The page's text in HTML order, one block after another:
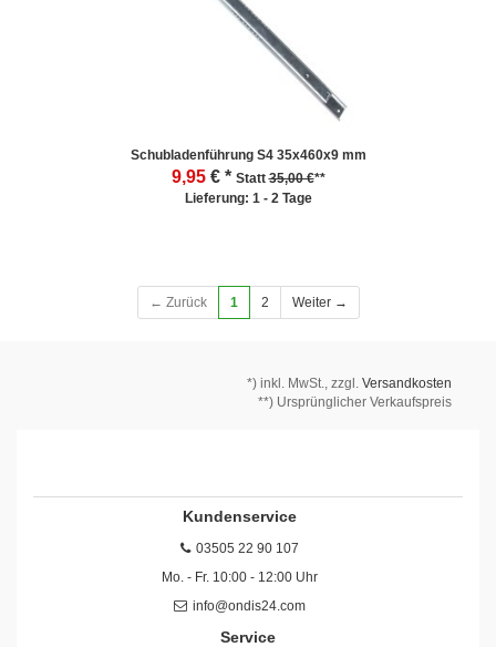
Schubladenführung S4 35x460x9 mm
9,95 € * Statt35,00 €**
Lieferung: 1 - 2 Tage
← Zurück 1 2 Weiter →
*) inkl. MwSt., zzgl. Versandkosten
**) Ursprünglicher Verkaufspreis
Kundenservice
03505 22 90 107
Mo. - Fr. 10:00 - 12:00 Uhr
info@ondis24.com
Service